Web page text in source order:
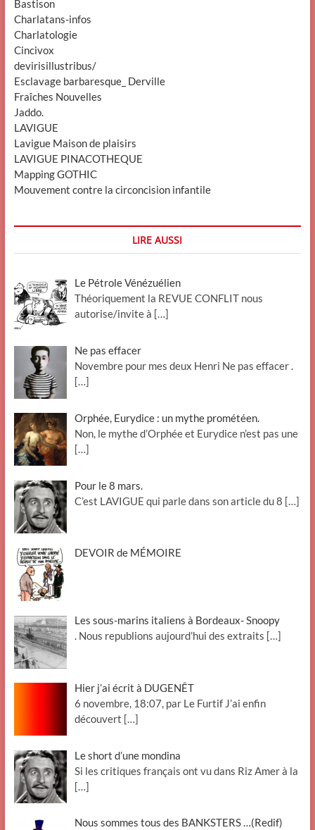
Bastison
Charlatans-infos
Charlatologie
Cincivox
devirisillustribus/
Esclavage barbaresque_ Derville
Fraîches Nouvelles
Jaddo.
LAVIGUE
Lavigue Maison de plaisirs
LAVIGUE PINACOTHEQUE
Mapping GOTHIC
Mouvement contre la circoncision infantile
LIRE AUSSI
Le Pétrole Vénézuélien
Théoriquement la REVUE CONFLIT nous
autorise/invite à […]
Ne pas effacer
Novembre pour mes deux Henri Ne pas effacer .
[…]
Orphée, Eurydice : un mythe prométéen.
Non, le mythe d’Orphée et Eurydice n’est pas une
[…]
Pour le 8 mars.
C’est LAVIGUE qui parle dans son article du 8 […]
DEVOIR de MÉMOIRE
Les sous-marins italiens à Bordeaux- Snoopy
. Nous republions aujourd’hui des extraits […]
Hier j’ai écrit à DUGENÊT
6 novembre, 18:07, par Le Furtif J’ai enfin
découvert […]
Le short d’une mondina
Si les critiques français ont vu dans Riz Amer à la
[…]
Nous sommes tous des BANKSTERS …(Redif)